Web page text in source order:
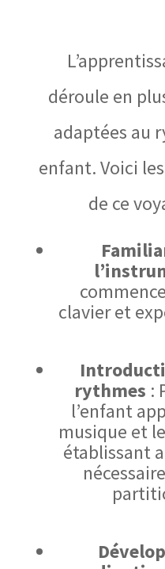
déroule en
adaptées au
enfant. Voici
de ce
clavier et
rythmes :
l’enfant
musique et
établissant